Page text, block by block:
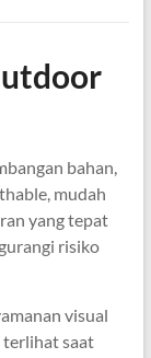
bahan,
mudah
yang tepat
risiko
visual
terlihat saat